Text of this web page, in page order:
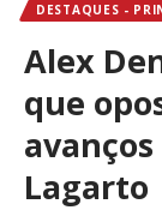
DESTAQUES -
Alex
que
Lagarto